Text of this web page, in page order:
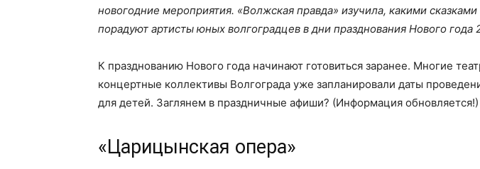
новогодние мероприятия. «Волжская правда» изучила, какими
порадуют артисты юных волгоградцев в дни празднования Нового года
К празднованию Нового года начинают готовиться заранее. Многие
концертные коллективы Волгограда уже запланировали даты
для детей. Заглянем в праздничные афиши? (Информация обновляется!)
«Царицынская опера»